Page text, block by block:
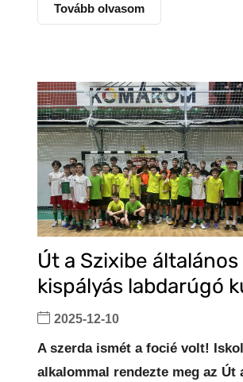
Tovább olvasom
Út a Szixibe általános
kispályás labdarúgó
2025-12-10
A szerda ismét a focié volt!
alkalommal rendezte meg az Út